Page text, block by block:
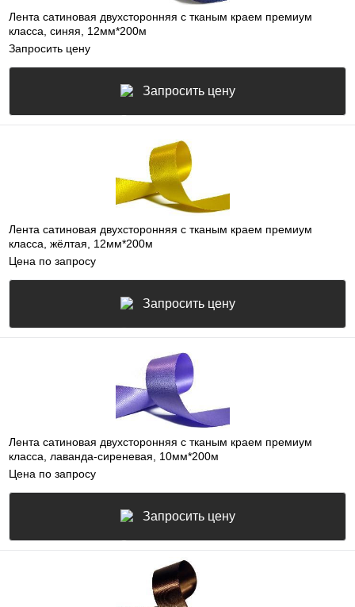
Лента сатиновая двухсторонняя c тканым краем премиум
класса, синяя, 12мм*200м
Запросить цену
Запросить цену
Лента сатиновая двухсторонняя c тканым краем премиум
класса, жёлтая, 12мм*200м
Цена по запросу
Запросить цену
Лента сатиновая двухсторонняя c тканым краем премиум
класса, лаванда-сиреневая, 10мм*200м
Цена по запросу
Запросить цену